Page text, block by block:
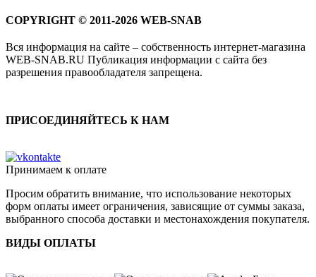
COPYRIGHT © 2011-2026 WEB-SNAB
Вся информация на сайте – собственность интернет-магазина
WEB-SNAB.RU Публикация информации с сайта без
разрешения правообладателя запрещена.
ПРИСОЕДИНЯЙТЕСЬ К НАМ
Принимаем к оплате
Просим обратить внимание, что использование некоторых
форм оплаты имеет ограничения, зависящие от суммы заказа,
выбранного способа доставки и местонахождения покупателя.
ВИДЫ ОПЛАТЫ